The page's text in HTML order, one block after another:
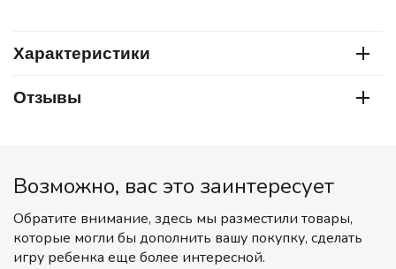
Характеристики
Отзывы
Возможно, вас это заинтересует
Обратите внимание, здесь мы разместили товары,
которые могли бы дополнить вашу покупку, сделать
игру ребенка еще более интересной.